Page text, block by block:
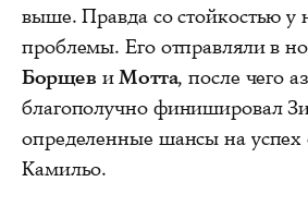
выше. Правда со стойкостью у
проблемы. Его отправляли в
Борщев иМотта, после чего
благополучно финишировал
определенные шансы на успех
Камильо.